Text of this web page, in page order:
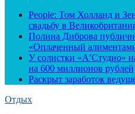
People: Том Холланд и
свадьбу в
Полина Диброва
«Оплаченный
У солистки «А’Студио»
на 600 миллионов рублей
Раскрыт заработок
Отдых